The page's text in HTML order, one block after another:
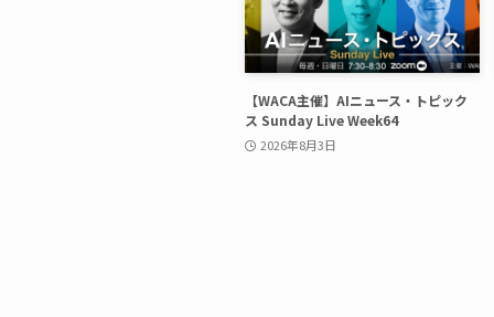
【WACA主催】AIニュース・トピック
ス Sunday Live Week64
2026年8月3日